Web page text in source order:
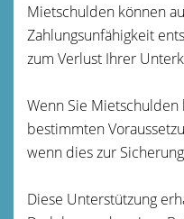
Mietschulden können
Zahlungsunfähigkeit
zum Verlust Ihrer
Wenn Sie
bestimmten
wenn dies zur
Diese Unterstützung